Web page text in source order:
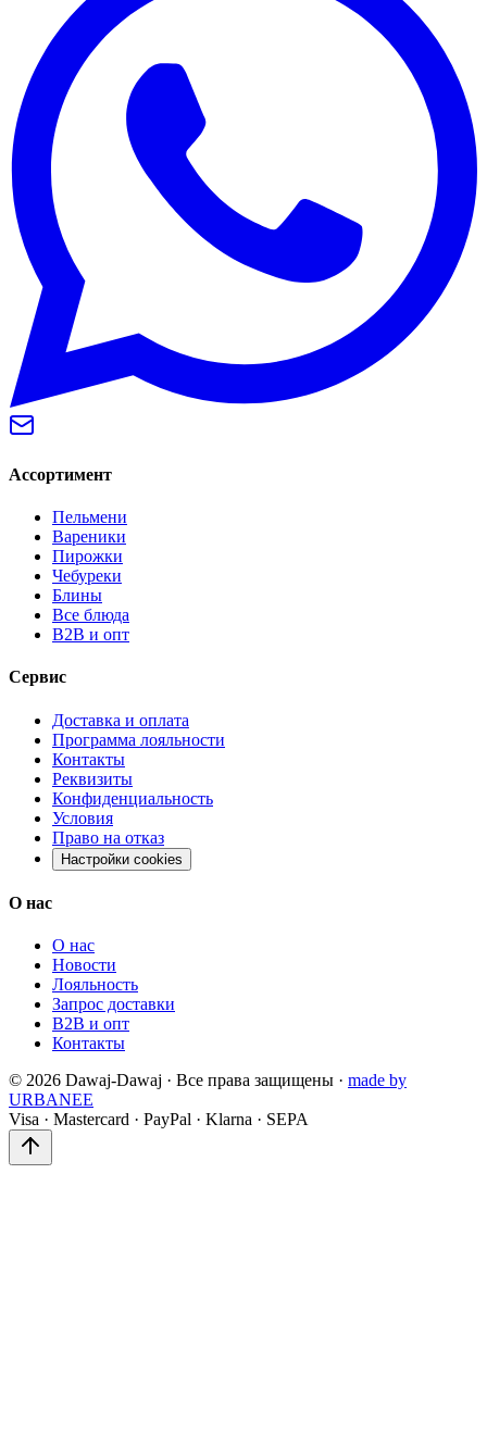
Ассортимент
Пельмени
Вареники
Пирожки
Чебуреки
Блины
Все блюда
B2B и опт
Сервис
Доставка и оплата
Программа лояльности
Контакты
Реквизиты
Конфиденциальность
Условия
Право на отказ
Настройки cookies
О нас
О нас
Новости
Лояльность
Запрос доставки
B2B и опт
Контакты
© 2026 Dawaj-Dawaj · Все права защищены · made by
URBANEE
Visa · Mastercard · PayPal · Klarna · SEPA